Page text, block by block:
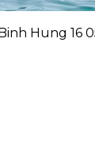
Hung 16